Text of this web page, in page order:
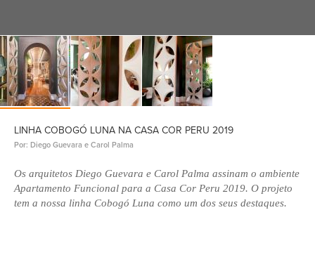
LINHA COBOGÓ LUNA NA CASA COR PERU 2019
Por: Diego Guevara e Carol Palma
Os arquitetos Diego Guevara e Carol Palma assinam o ambiente
Apartamento Funcional para a Casa Cor Peru 2019. O projeto
tem a nossa linha Cobogó Luna como um dos seus destaques.